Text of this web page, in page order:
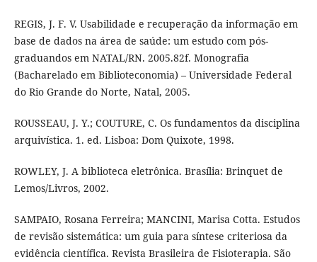
REGIS, J. F. V. Usabilidade e recuperação da informação em
base de dados na área de saúde: um estudo com pós-
graduandos em NATAL/RN. 2005.82f. Monografia
(Bacharelado em Biblioteconomia) – Universidade Federal
do Rio Grande do Norte, Natal, 2005.
ROUSSEAU, J. Y.; COUTURE, C. Os fundamentos da disciplina
arquivística. 1. ed. Lisboa: Dom Quixote, 1998.
ROWLEY, J. A biblioteca eletrônica. Brasília: Brinquet de
Lemos/Livros, 2002.
SAMPAIO, Rosana Ferreira; MANCINI, Marisa Cotta. Estudos
de revisão sistemática: um guia para síntese criteriosa da
evidência científica. Revista Brasileira de Fisioterapia. São